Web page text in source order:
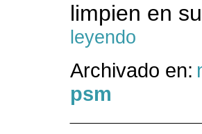
limpien en
leyendo
Archivado en:
psm